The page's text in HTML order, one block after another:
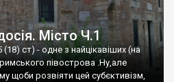
Місто Ч.1
ст) - одне з найцікавіших (на
півострова .Ну,але
щоби розвіяти цей субєктивізм,